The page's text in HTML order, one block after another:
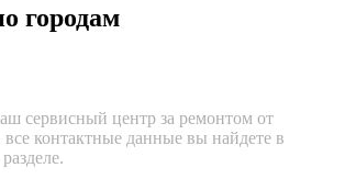
городам
сервисный центр за ремонтом от
контактные данные вы найдете в